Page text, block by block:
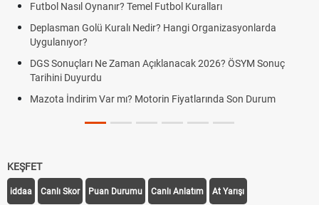
Futbol Nasıl Oynanır? Temel Futbol Kuralları
Deplasman Golü Kuralı Nedir? Hangi Organizasyonlarda
Uygulanıyor?
DGS Sonuçları Ne Zaman Açıklanacak 2026? ÖSYM Sonuç
Tarihini Duyurdu
Mazota İndirim Var mı? Motorin Fiyatlarında Son Durum
KEŞFET